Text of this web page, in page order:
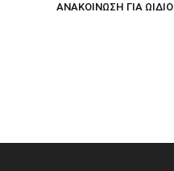
ΑΝΑΚΟΙΝΩΣΗ ΓΙΑ ΩΙΔΙΟ